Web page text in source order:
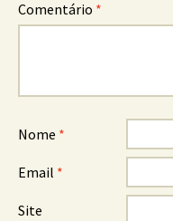
Comentário *
Nome *
Email *
Site